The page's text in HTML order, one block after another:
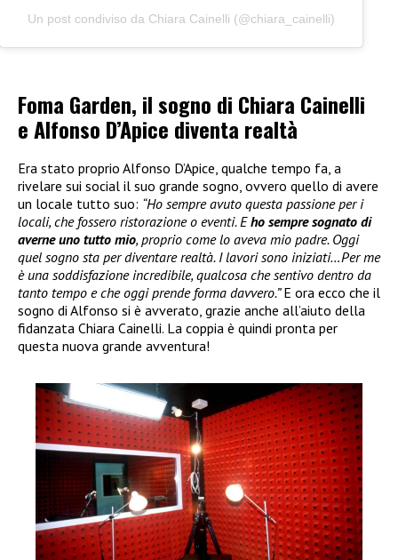
Un post condiviso da Chiara Cainelli (@chiara_cainelli)
Foma Garden, il sogno di Chiara Cainelli
e Alfonso D’Apice diventa realtà
Era stato proprio Alfonso D’Apice, qualche tempo fa, a
rivelare sui social il suo grande sogno, ovvero quello di avere
un locale tutto suo: “Ho sempre avuto questa passione per i
locali, che fossero ristorazione o eventi. Eho sempre sognato di
averne uno tutto mio, proprio come lo aveva mio padre. Oggi
quel sogno sta per diventare realtà. I lavori sono iniziati…Per me
è una soddisfazione incredibile, qualcosa che sentivo dentro da
tanto tempo e che oggi prende forma davvero.”E ora ecco che il
sogno di Alfonso si è avverato, grazie anche all’aiuto della
fidanzata Chiara Cainelli. La coppia è quindi pronta per
questa nuova grande avventura!